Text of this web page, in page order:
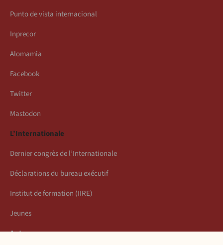
Punto de vista internacional
Inprecor
Alomamia
Facebook
Twitter
Mastodon
L’Internationale
Dernier congrès de l’Internationale
Déclarations du bureau exécutif
Institut de formation (IIRE)
Jeunes
Auteurs